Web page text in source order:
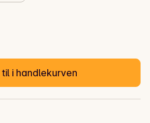
i handlekurven